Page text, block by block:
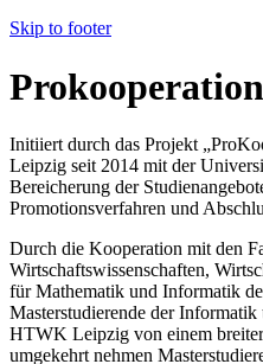
Skip to footer
Initiiert durch das Projekt
Leipzig seit 2014 mit der
Bereicherung der
Promotionsverfahren und
Durch die Kooperation mit den
Wirtschaftswissenschaften,
für Mathematik und Informatik
Masterstudierende der
HTWK Leipzig von einem
umgekehrt nehmen